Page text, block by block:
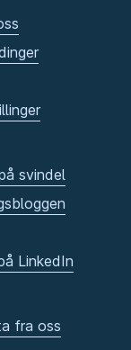
svindel
LinkedIn
fra oss